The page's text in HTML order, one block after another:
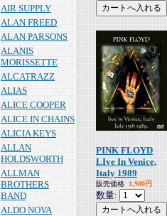
AIR SUPPLY
ALAN FREED
ALAN PARSONS
ALANIS
MORISSETTE
ALCATRAZZ
ALIAS
ALICE COOPER
ALICE IN CHAINS
ALICIA KEYS
ALLAN
HOLDSWORTH
ALLMAN
BROTHERS
BAND
ALDO NOVA
PINK FLOYD
LIve In Venice,
Italy 1989
販売価格 1,980円
数量: